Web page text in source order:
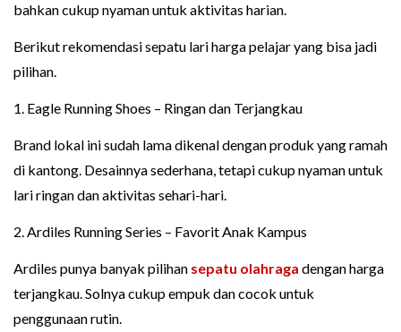
bahkan cukup nyaman untuk aktivitas harian.
Berikut rekomendasi sepatu lari harga pelajar yang bisa jadi
pilihan.
1. Eagle Running Shoes – Ringan dan Terjangkau
Brand lokal ini sudah lama dikenal dengan produk yang ramah
di kantong. Desainnya sederhana, tetapi cukup nyaman untuk
lari ringan dan aktivitas sehari-hari.
2. Ardiles Running Series – Favorit Anak Kampus
Ardiles punya banyak pilihan sepatu olahraga dengan harga
terjangkau. Solnya cukup empuk dan cocok untuk
penggunaan rutin.